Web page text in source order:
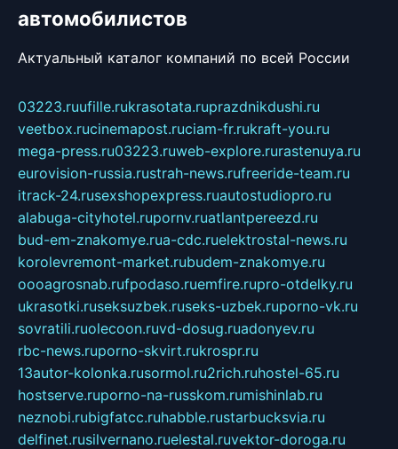
автомобилистов
Актуальный каталог компаний по всей России
03223.ruufille.rukrasotata.ruprazdnikdushi.ru
veetbox.rucinemapost.ruciam-fr.rukraft-you.ru
mega-press.ru03223.ruweb-explore.rurastenuya.ru
eurovision-russia.rustrah-news.rufreeride-team.ru
itrack-24.rusexshopexpress.ruautostudiopro.ru
alabuga-cityhotel.rupornv.ruatlantpereezd.ru
bud-em-znakomye.rua-cdc.ruelektrostal-news.ru
korolevremont-market.rubudem-znakomye.ru
oooagrosnab.rufpodaso.ruemfire.rupro-otdelky.ru
ukrasotki.ruseksuzbek.ruseks-uzbek.ruporno-vk.ru
sovratili.ruolecoon.ruvd-dosug.ruadonyev.ru
rbc-news.ruporno-skvirt.rukrospr.ru
13autor-kolonka.rusormol.ru2rich.ruhostel-65.ru
hostserve.ruporno-na-russkom.rumishinlab.ru
neznobi.rubigfatcc.ruhabble.rustarbucksvia.ru
delfinet.rusilvernano.ruelestal.ruvektor-doroga.ru